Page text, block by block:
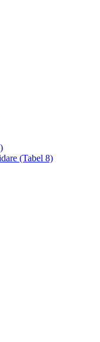
(Tabel 8)